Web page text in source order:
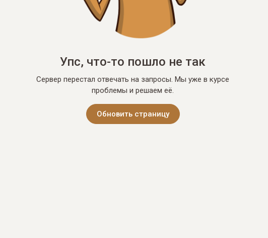
Упс, что-то пошло не так
Сервер перестал отвечать на запросы. Мы уже в курсе
проблемы и решаем её.
Обновить страницу